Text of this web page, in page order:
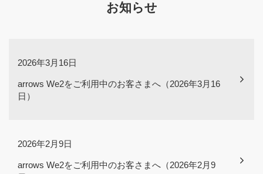
お知らせ
2026年3月16日
arrows We2をご利用中のお客さまへ（2026年3月16
日）
2026年2月9日
arrows We2をご利用中のお客さまへ（2026年2月9